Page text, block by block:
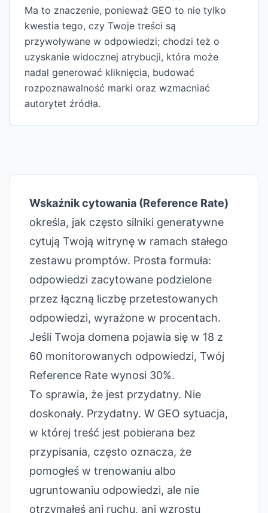
Ma to znaczenie, ponieważ GEO to nie tylko
kwestia tego, czy Twoje treści są
przywoływane w odpowiedzi; chodzi też o
uzyskanie widocznej atrybucji, która może
nadal generować kliknięcia, budować
rozpoznawalność marki oraz wzmacniać
autorytet źródła.
Wskaźnik cytowania (Reference Rate)
określa, jak często silniki generatywne
cytują Twoją witrynę w ramach stałego
zestawu promptów. Prosta formuła:
odpowiedzi zacytowane podzielone
przez łączną liczbę przetestowanych
odpowiedzi, wyrażone w procentach.
Jeśli Twoja domena pojawia się w 18 z
60 monitorowanych odpowiedzi, Twój
Reference Rate wynosi 30%.
To sprawia, że jest przydatny. Nie
doskonały. Przydatny. W GEO sytuacja,
w której treść jest pobierana bez
przypisania, często oznacza, że
pomogłeś w trenowaniu albo
ugruntowaniu odpowiedzi, ale nie
otrzymałeś ani ruchu, ani wzrostu